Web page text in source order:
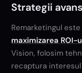
Strategii
Remarketingul
maximizarea ROI-
Vision, folosim
recaptura